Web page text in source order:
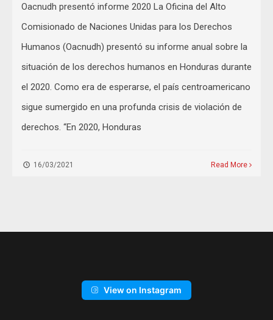
Oacnudh presentó informe 2020 La Oficina del Alto
Comisionado de Naciones Unidas para los Derechos
Humanos (Oacnudh) presentó su informe anual sobre la
situación de los derechos humanos en Honduras durante
el 2020. Como era de esperarse, el país centroamericano
sigue sumergido en una profunda crisis de violación de
derechos. “En 2020, Honduras
16/03/2021 Read More
View on Instagram